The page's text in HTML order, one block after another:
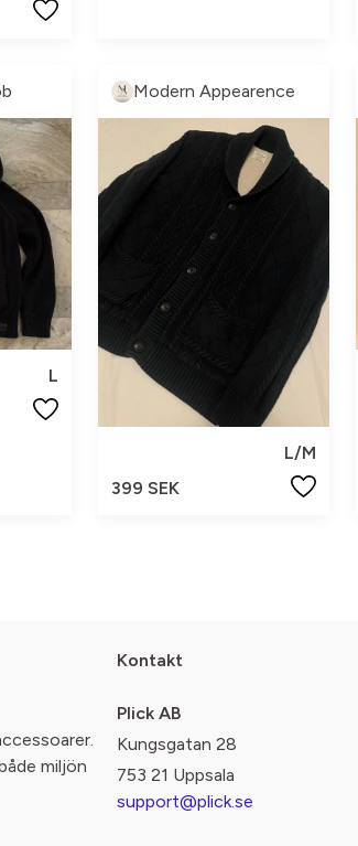
L
Modern Appearence
L/M
399 SEK
miljön
Kontakt
Plick AB
Kungsgatan 28
753 21 Uppsala
support@plick.se